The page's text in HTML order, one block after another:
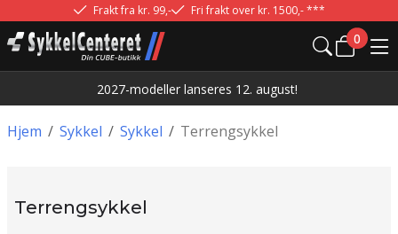
Frakt fra kr. 99,- Fri frakt over kr. 1500,- ***
0
2027-modeller lanseres 12. august!
/
Hjem /
Sykkel /
Sykkel Terrengsykkel
Terrengsykkel